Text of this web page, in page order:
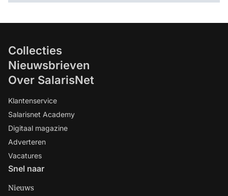
Collecties
Nieuwsbrieven
Over SalarisNet
Klantenservice
Salarisnet Academy
Digitaal magazine
Adverteren
Vacatures
Snel naar
Nieuws